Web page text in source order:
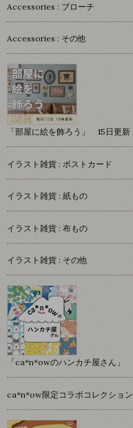
Accessories : ブローチ
Accessories : その他
「部屋に絵を飾ろう」 15日更新
イラスト雑貨 : ポストカード
イラスト雑貨 : 紙もの
イラスト雑貨 : 布もの
イラスト雑貨 : その他
「ca*n*owのハンカチ屋さん」
ca*n*ow限定コラボコレクション